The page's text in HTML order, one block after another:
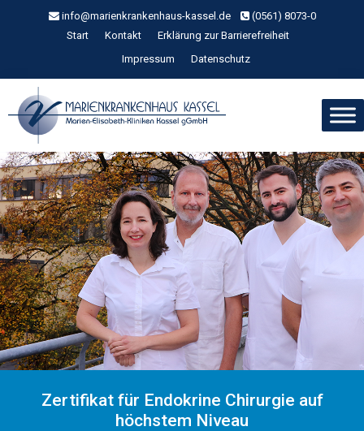
info@marienkrankenhaus-kassel.de
(0561) 8073-0
Start
Kontakt
Erklärung zur Barrierefreiheit
Impressum
Datenschutz
Zertifikat für Endokrine Chirurgie auf
höchstem Niveau